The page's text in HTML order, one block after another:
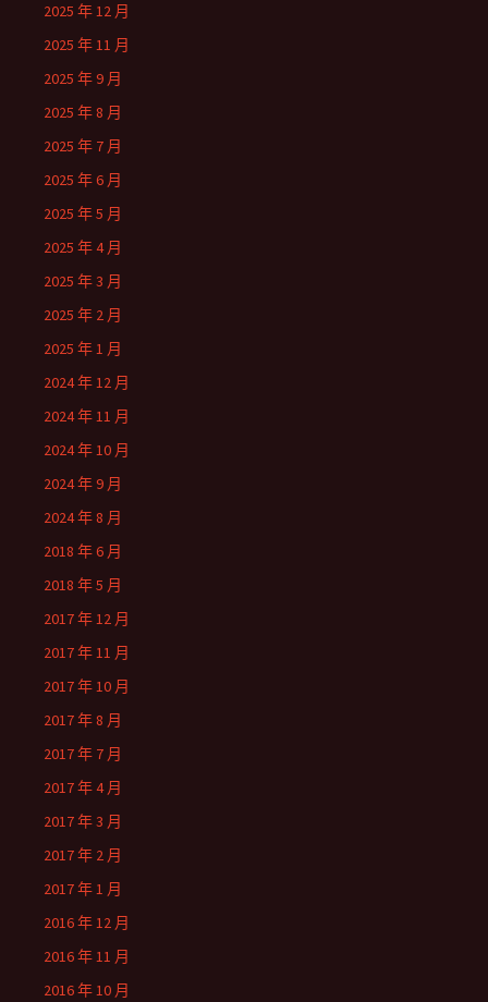
2025 年 12 月
2025 年 11 月
2025 年 9 月
2025 年 8 月
2025 年 7 月
2025 年 6 月
2025 年 5 月
2025 年 4 月
2025 年 3 月
2025 年 2 月
2025 年 1 月
2024 年 12 月
2024 年 11 月
2024 年 10 月
2024 年 9 月
2024 年 8 月
2018 年 6 月
2018 年 5 月
2017 年 12 月
2017 年 11 月
2017 年 10 月
2017 年 8 月
2017 年 7 月
2017 年 4 月
2017 年 3 月
2017 年 2 月
2017 年 1 月
2016 年 12 月
2016 年 11 月
2016 年 10 月